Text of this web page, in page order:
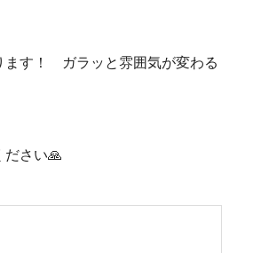
ます！ ガラッと雰囲気が変わる
ださい🙏